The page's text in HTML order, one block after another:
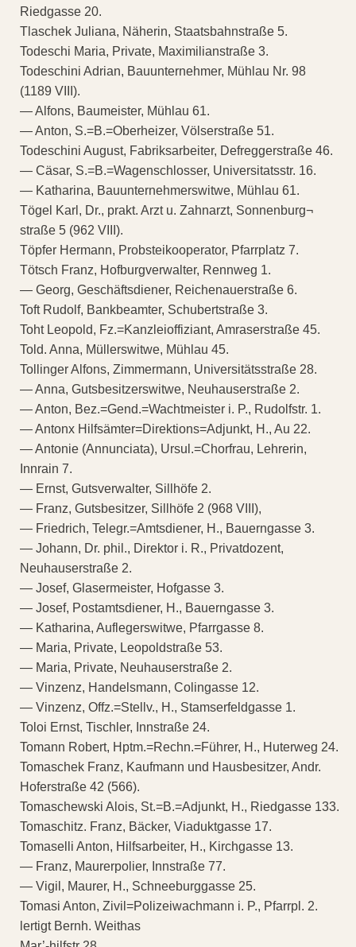
Riedgasse 20.
Tlaschek Juliana, Näherin, Staatsbahnstraße 5.
Todeschi Maria, Private, Maximilianstraße 3.
Todeschini Adrian, Bauunternehmer, Mühlau Nr. 98
(1189 VIII).
— Alfons, Baumeister, Mühlau 61.
— Anton, S.=B.=Oberheizer, Völserstraße 51.
Todeschini August, Fabriksarbeiter, Defreggerstraße 46.
— Cäsar, S.=B.=Wagenschlosser, Universitatsstr. 16.
— Katharina, Bauunternehmerswitwe, Mühlau 61.
Tögel Karl, Dr., prakt. Arzt u. Zahnarzt, Sonnenburg¬
straße 5 (962 VIII).
Töpfer Hermann, Probsteikooperator, Pfarrplatz 7.
Tötsch Franz, Hofburgverwalter, Rennweg 1.
— Georg, Geschäftsdiener, Reichenauerstraße 6.
Toft Rudolf, Bankbeamter, Schubertstraße 3.
Toht Leopold, Fz.=Kanzleioffiziant, Amraserstraße 45.
Told. Anna, Müllerswitwe, Mühlau 45.
Tollinger Alfons, Zimmermann, Universitätsstraße 28.
— Anna, Gutsbesitzerswitwe, Neuhauserstraße 2.
— Anton, Bez.=Gend.=Wachtmeister i. P., Rudolfstr. 1.
— Antonx Hilfsämter=Direktions=Adjunkt, H., Au 22.
— Antonie (Annunciata), Ursul.=Chorfrau, Lehrerin,
Innrain 7.
— Ernst, Gutsverwalter, Sillhöfe 2.
— Franz, Gutsbesitzer, Sillhöfe 2 (968 VIII),
— Friedrich, Telegr.=Amtsdiener, H., Bauerngasse 3.
— Johann, Dr. phil., Direktor i. R., Privatdozent,
Neuhauserstraße 2.
— Josef, Glasermeister, Hofgasse 3.
— Josef, Postamtsdiener, H., Bauerngasse 3.
— Katharina, Auflegerswitwe, Pfarrgasse 8.
— Maria, Private, Leopoldstraße 53.
— Maria, Private, Neuhauserstraße 2.
— Vinzenz, Handelsmann, Colingasse 12.
— Vinzenz, Offz.=Stellv., H., Stamserfeldgasse 1.
Toloi Ernst, Tischler, Innstraße 24.
Tomann Robert, Hptm.=Rechn.=Führer, H., Huterweg 24.
Tomaschek Franz, Kaufmann und Hausbesitzer, Andr.
Hoferstraße 42 (566).
Tomaschewski Alois, St.=B.=Adjunkt, H., Riedgasse 133.
Tomaschitz. Franz, Bäcker, Viaduktgasse 17.
Tomaselli Anton, Hilfsarbeiter, H., Kirchgasse 13.
— Franz, Maurerpolier, Innstraße 77.
— Vigil, Maurer, H., Schneeburggasse 25.
Tomasi Anton, Zivil=Polizeiwachmann i. P., Pfarrpl. 2.
lertigt Bernh. Weithas